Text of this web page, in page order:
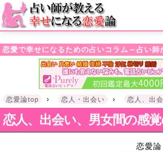
・!DOCTYPE html>l
恋愛で幸せになるための占いコラム～占い師
恋愛論top › 恋人・出会い › 恋人、出
恋人、出会い、男女間の感
恋愛論